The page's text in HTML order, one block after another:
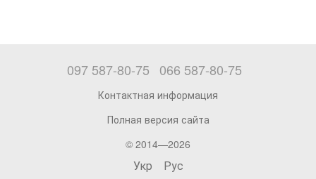
097 587-80-75 066 587-80-75
Контактная информация
Полная версия сайта
© 2014—2026
Укр Рус